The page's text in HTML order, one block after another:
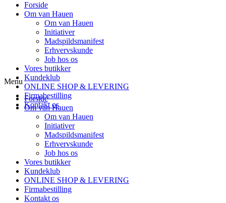
Forside
Om van Hauen
Om van Hauen
Initiativer
Madspildsmanifest
Erhvervskunde
Job hos os
Vores butikker
Kundeklub
ONLINE SHOP & LEVERING
Firmabestilling
Kontakt os
Menu
Forside
Om van Hauen
Om van Hauen
Initiativer
Madspildsmanifest
Erhvervskunde
Job hos os
Vores butikker
Kundeklub
ONLINE SHOP & LEVERING
Firmabestilling
Kontakt os